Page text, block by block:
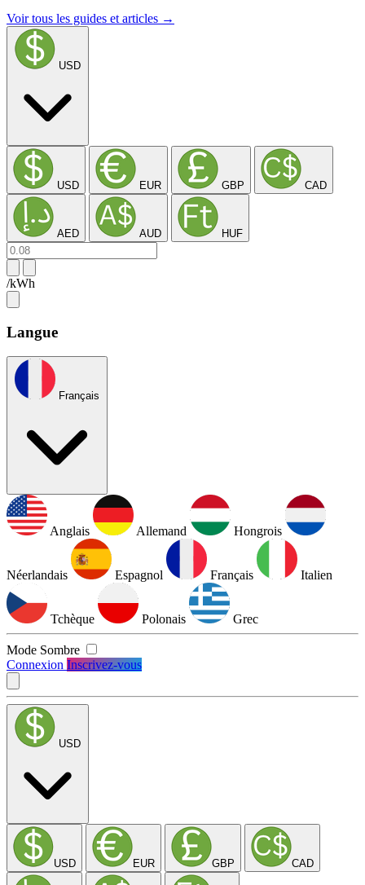
Voir tous les guides et articles →
USD
USD EUR GBP CAD
AED AUD HUF
/kWh
Langue
Français
Anglais Allemand Hongrois
Néerlandais Espagnol Français Italien
Tchèque Polonais Grec
Mode Sombre
Connexion Inscrivez-vous
USD
USD EUR GBP CAD